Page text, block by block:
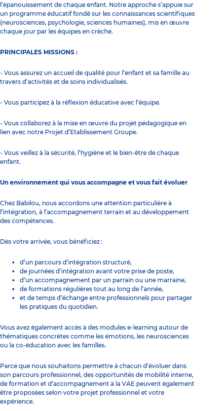
l’épanouissement de chaque enfant. Notre approche s’appuie sur
un programme éducatif fondé sur les connaissances scientifiques
(neurosciences, psychologie, sciences humaines), mis en œuvre
chaque jour par les équipes en crèche.
PRINCIPALES MISSIONS :
- Vous assurez un accueil de qualité pour l’enfant et sa famille au
travers d’activités et de soins individualisés.
- Vous participez à la réflexion éducative avec l’équipe.
- Vous collaborez à la mise en œuvre du projet pédagogique en
lien avec notre Projet d’Etablissement Groupe.
- Vous veillez à la sécurité, l’hygiène et le bien-être de chaque
enfant.
Un environnement qui vous accompagne et vous fait évoluer
Chez Babilou, nous accordons une attention particulière à
l’intégration, à l’accompagnement terrain et au développement
des compétences.
Dès votre arrivée, vous bénéficiez :
d’un parcours d’intégration structuré,
de journées d’intégration avant votre prise de poste,
d’un accompagnement par un parrain ou une marraine,
de formations régulières tout au long de l’année,
et de temps d’échange entre professionnels pour partager
les pratiques du quotidien.
Vous avez également accès à des modules e-learning autour de
thématiques concrètes comme les émotions, les neurosciences
ou la co-éducation avec les familles.
Parce que nous souhaitons permettre à chacun d’évoluer dans
son parcours professionnel, des opportunités de mobilité interne,
de formation et d’accompagnement à la VAE peuvent également
être proposées selon votre projet professionnel et votre
expérience.